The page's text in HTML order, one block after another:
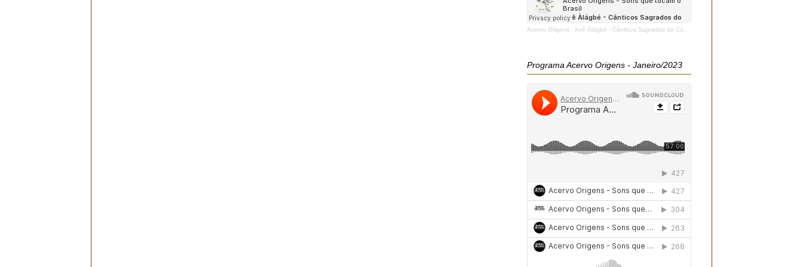
Acervo Origens · Xirê Àlágbé - Cânticos Sagrados do Candomblé - 2020
Programa Acervo Origens - Janeiro/2023